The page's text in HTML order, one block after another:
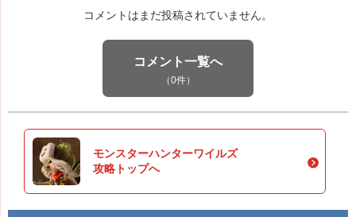
コメントはまだ投稿されていません。
コメント一覧へ
（0件）
モンスターハンターワイルズ
攻略トップへ